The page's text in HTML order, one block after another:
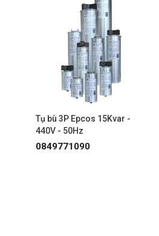
Tụ bù 3P Epcos 15Kvar -
440V - 50Hz
0849771090